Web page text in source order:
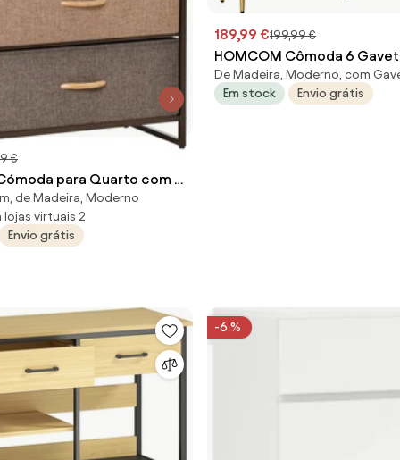
€
para Quarto com 4
e Dobráveis Base
de Armazenamento
Multicor | Aosom
de Madeira, Moderno
lojas virtuais 2
Envio grátis
189,99 €199,99 €
HOMCOM Cômoda 6
Moderna 120x40x76,5 cm
Detalhes Dourados | Aosom
De Madeira, Moderno, com
Em stock
Envio grátis
-6 %